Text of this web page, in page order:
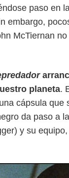
paso en
embargo,
McTiernan
planeta.
cápsula que
da paso a
y su